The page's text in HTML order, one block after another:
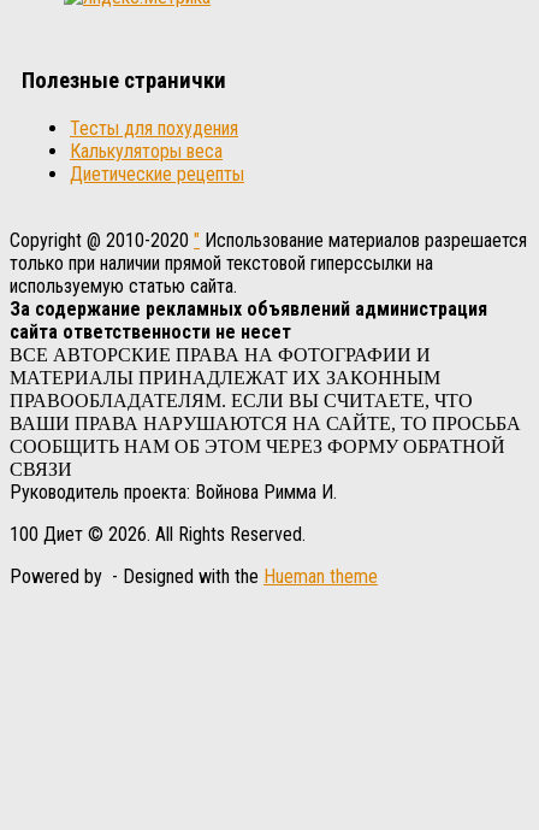
Полезные странички
Тесты для похудения
Калькуляторы веса
Диетические рецепты
Copyright @ 2010-2020 " Использование материалов разрешается
только при наличии прямой текстовой гиперссылки на
используемую статью сайта.
За содержание рекламных объявлений администрация
сайта ответственности не несет
ВСЕ АВТОРСКИЕ ПРАВА НА ФОТОГРАФИИ И
МАТЕРИАЛЫ ПРИНАДЛЕЖАТ ИХ ЗАКОННЫМ
ПРАВООБЛАДАТЕЛЯМ. ЕСЛИ ВЫ СЧИТАЕТЕ, ЧТО
ВАШИ ПРАВА НАРУШАЮТСЯ НА САЙТЕ, ТО ПРОСЬБА
СООБЩИТЬ НАМ ОБ ЭТОМ ЧЕРЕЗ ФОРМУ ОБРАТНОЙ
СВЯЗИ
Руководитель проекта: Войнова Римма И.
100 Диет © 2026. All Rights Reserved.
Powered by - Designed with the Hueman theme